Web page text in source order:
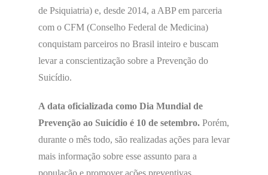
de Psiquiatria) e, desde 2014, a ABP em parceria
com o CFM (Conselho Federal de Medicina)
conquistam parceiros no Brasil inteiro e buscam
levar a conscientização sobre a Prevenção do
Suicídio.
A data oficializada como Dia Mundial de
Prevenção ao Suicídio é 10 de setembro. Porém,
durante o mês todo, são realizadas ações para levar
mais informação sobre esse assunto para a
população e promover ações preventivas.